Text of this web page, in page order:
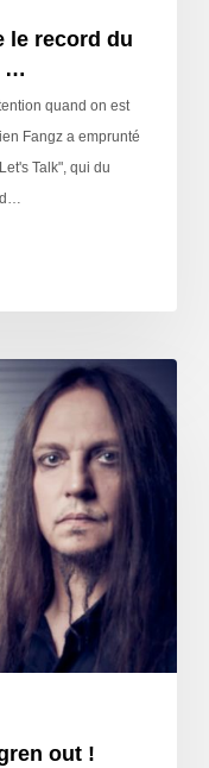
le record du
…
quand on est
Fangz a emprunté
Talk", qui du
out !